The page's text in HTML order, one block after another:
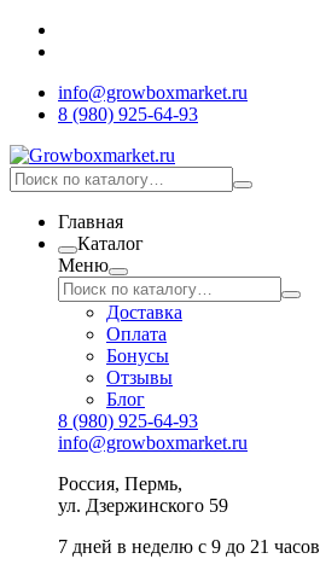
info@growboxmarket.ru
8 (980) 925-64-93
Главная
Каталог
Меню
Доставка
Оплата
Бонусы
Отзывы
Блог
8 (980) 925-64-93
info@growboxmarket.ru
Россия, Пермь,
ул. Дзержинского 59
7 дней в неделю с 9 до 21 часов